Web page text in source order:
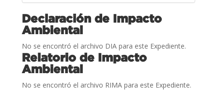
Declaración de Impacto
Ambiental
No se encontró el archivo DIA para este Expediente.
Relatorio de Impacto
Ambiental
No se encontró el archivo RIMA para este Expediente.